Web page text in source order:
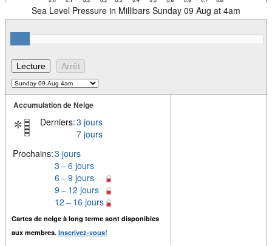
Sea Level Pressure in Millibars Sunday 09 Aug at 4am
Accumulation de Neige
Derniers:3 jours
7 jours
Prochains:3 jours
3 – 6 jours
6 – 9 jours
9 – 12 jours
12 – 16 jours
Cartes de neige à long terme sont disponibles
aux membres. Inscrivez-vous!